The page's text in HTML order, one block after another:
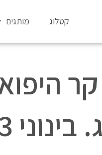
קטלוג מותגים
3 ק`ג